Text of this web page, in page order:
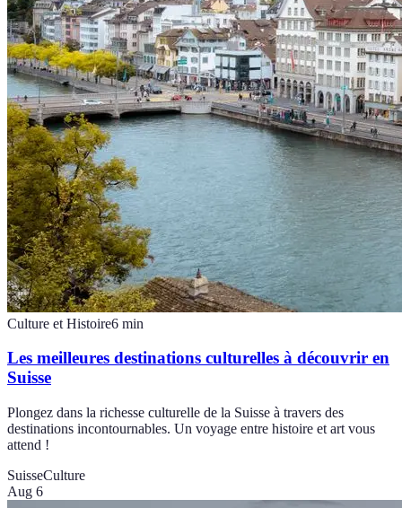
Culture et Histoire6 min
Les meilleures destinations culturelles à découvrir en
Suisse
Plongez dans la richesse culturelle de la Suisse à travers des
destinations incontournables. Un voyage entre histoire et art vous
attend !
SuisseCulture
Aug 6